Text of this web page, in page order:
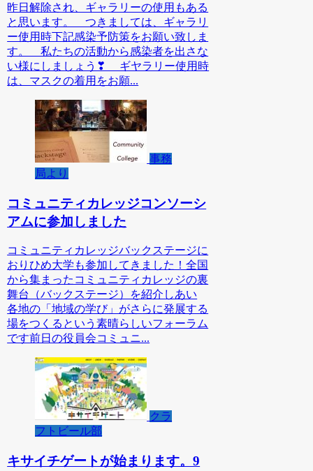
昨日解除され、ギャラリーの使用もある
と思います。 つきましては、ギャラリ
ー使用時下記感染予防策をお願い致しま
す。 私たちの活動から感染者を出さな
い様にしましょう❣ ギヤラリー使用時
は、マスクの着用をお願...
事務
局より
コミュニティカレッジコンソーシ
アムに参加しました
コミュニティカレッジバックステージに
おりひめ大学も参加してきました！全国
から集まったコミュニティカレッジの裏
舞台（バックステージ）を紹介しあい
各地の「地域の学び」がさらに発展する
場をつくるという素晴らしいフォーラム
です前日の役員会コミュニ...
クラ
フトビール部
キサイチゲートが始まります。9